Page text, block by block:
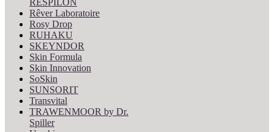
RESPILON
Rêver Laboratoire
Rosy Drop
RUHAKU
SKEYNDOR
Skin Formula
Skin Innovation
SoSkin
SUNSORIT
Transvital
TRAWENMOOR by Dr.
Spiller